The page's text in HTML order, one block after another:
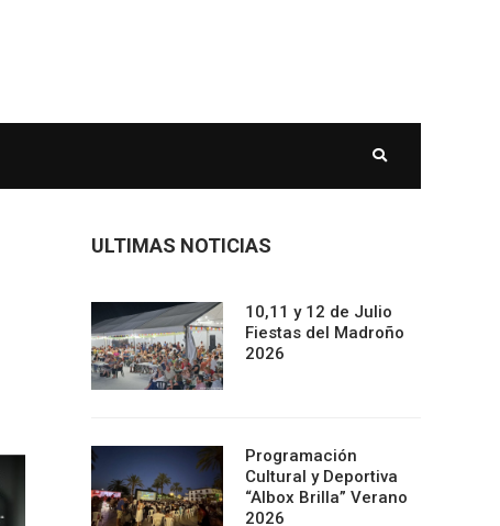
ULTIMAS NOTICIAS
10,11 y 12 de Julio
Fiestas del Madroño
2026
Programación
Cultural y Deportiva
“Albox Brilla” Verano
2026